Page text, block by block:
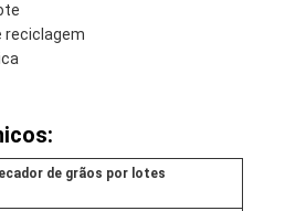
reciclagem
de grãos por lotes